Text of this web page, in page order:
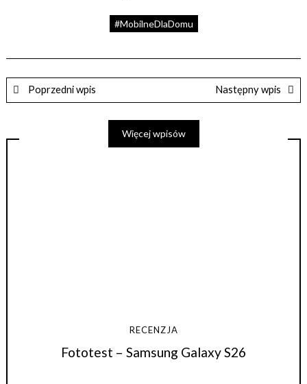
#MobilneDlaDomu
Poprzedni wpis Następny wpis
Więcej wpisów
RECENZJA
Fototest – Samsung Galaxy S26